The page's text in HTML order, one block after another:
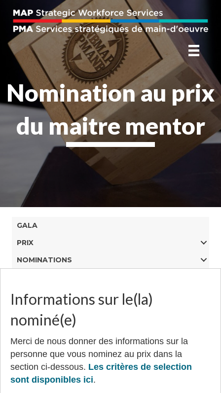
Nomination au prix
du maitre mentor
GALA
PRIX
NOMINATIONS
au
prix
maitre
mentor
Informations sur le(la)
nominé(e)
Merci de nous donner des informations sur la
personne que vous nominez au prix dans la
section ci-dessous. Les critères de selection
sont disponibles ici.